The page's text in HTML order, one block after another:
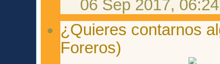
06 Sep 2017, 06:24
¿Quieres contarnos
Foreros)